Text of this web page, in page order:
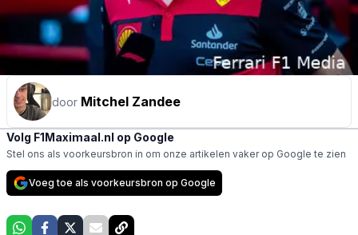
door Mitchel Zandee
Volg F1Maximaal.nl op Google
Stel ons als voorkeursbron in om onze artikelen vaker op Google te zien
Voeg toe als voorkeursbron op Google